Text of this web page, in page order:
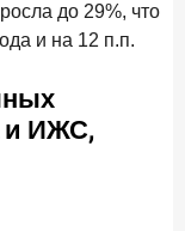
до 29%, что
и на 12 п.п.